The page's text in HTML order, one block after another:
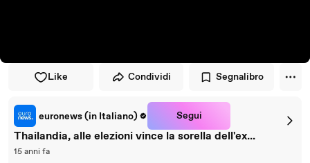
Like Condividi Segnalibro
euronews (in Italiano) Segui
Thailandia, alle elezioni vince la sorella dell'ex...
15 anni fa